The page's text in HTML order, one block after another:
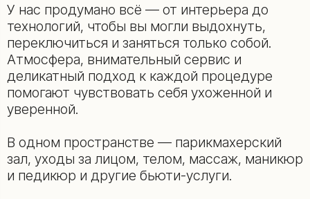
У нас продумано всё — от интерьера до
технологий, чтобы вы могли выдохнуть,
переключиться и заняться только собой.
Атмосфера, внимательный сервис и
деликатный подход к каждой процедуре
помогают чувствовать себя ухоженной и
уверенной.
В одном пространстве — парикмахерский
зал, уходы за лицом, телом, массаж, маникюр
и педикюр и другие бьюти-услуги.